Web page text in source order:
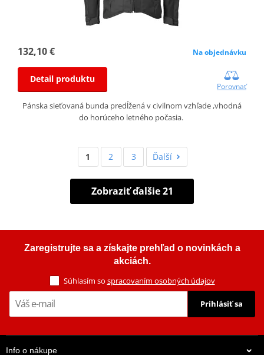
132,10 € Na objednávku
Detail produktu
Porovnať
Pánska sieťovaná bunda predĺžená v civilnom vzhľade ,vhodná
do horúceho letného počasia.
1 2 3 Ďalší
Zobraziť ďalšie 21
Zaregistrujte sa a získajte prehľad o novinkách a
akciách.
Súhlasím so spracovaním osobných údajov
Prihlásiť sa
Info o nákupe